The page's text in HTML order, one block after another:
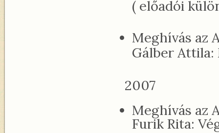
( előadói
Meghívás az
Gálber
2007
Meghívás az
Furik Rita: